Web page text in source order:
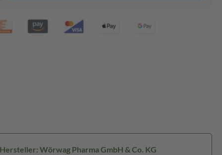
Hersteller: Wörwag Pharma GmbH & Co. KG